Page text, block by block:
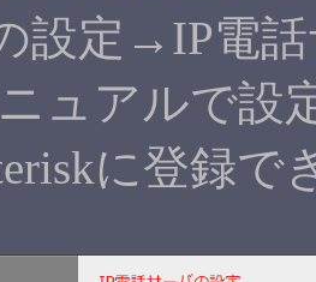
設定→IP電
ュアルで設
に登録で